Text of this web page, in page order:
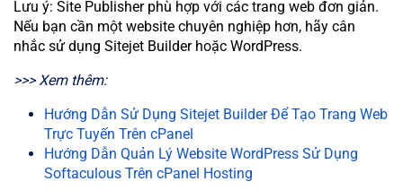
Lưu ý: Site Publisher phù hợp với các trang web đơn giản.
Nếu bạn cần một website chuyên nghiệp hơn, hãy cân
nhắc sử dụng Sitejet Builder hoặc WordPress.
>>> Xem thêm:
Hướng Dẫn Sử Dụng Sitejet Builder Để Tạo Trang Web
Trực Tuyến Trên cPanel
Hướng Dẫn Quản Lý Website WordPress Sử Dụng
Softaculous Trên cPanel Hosting